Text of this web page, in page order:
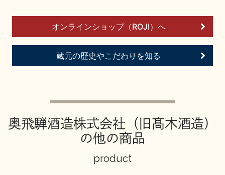
オンラインショップ（ROJI）へ
蔵元の歴史やこだわりを知る
奥飛騨酒造株式会社（旧髙木酒造）
の他の商品
product